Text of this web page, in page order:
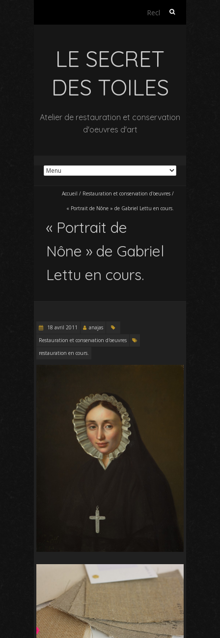
Rechercher :
LE SECRET
DES TOILES
Atelier de restauration et conservation
d'oeuvres d'art
Accueil / Restauration et conservation d'oeuvres /
« Portrait de Nône » de Gabriel Lettu en cours.
« Portrait de
Nône » de Gabriel
Lettu en cours.
18 avril 2011
anajas
Restauration et conservation d'oeuvres
restauration en cours.